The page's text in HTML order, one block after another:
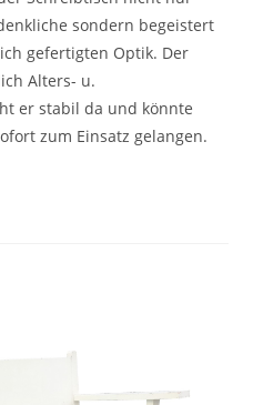
sondern begeistert
gefertigten Optik. Der
Alters- u.
er stabil da und könnte
zum Einsatz gelangen.